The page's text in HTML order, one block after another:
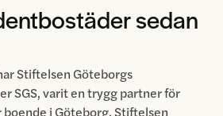
sedan
Stiftelsen Göteborgs
SGS, varit en trygg partner för
i Göteborg. Stiftelsen